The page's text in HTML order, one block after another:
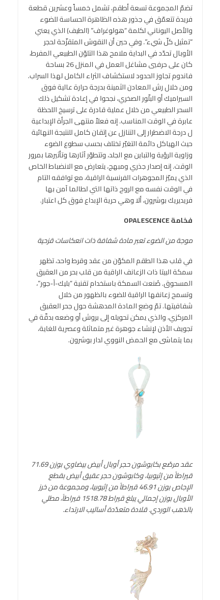
تضمّ المجموعة تسعة أطقم، تشمل خمساً وعشرين قطعة
فريدة تتعمّق في جذور هذه الظاهرة الحساسة للضوء
والأصل اليوناني لكلمة “هولوغراف” (الطيف) الذي يعني
“تمثيل كلّ شيء”. وفي حين أن النقوش المتقزّحة لحجر
الأوبال تحدّد في البداية ملامح هذا التلوّن الطبيعي المفرط،
كان على حرفيي مشاغل العمل في المنزل 26 بساحة
فاندوم تجاوز الحدود لاستكشاف الثراء الكامل لهذا السراب.
ومن خلال رش المعادن الثمينة بدرجة حرارة عالية فوق
السيراميك أو البلّور الصخري، نجحوا في إعادة تشكيل ذلك
السحر الطبيعي من خلال عملية قادرة على ترسيخ اللحظة
عابرة في الوقت المناسب. إنه فعلاً منتهى الجرأة الإبداعية
ل درجة الاضطرار إلى التنازل عن إتقان كامل للنتيجة النهائية
حيث الهياكل دائمة التغيّر تختلف بحسب سطوع الضوء
وزاوية الرؤية والتباين مع الجلد، وتتطوّر آثارها وتأثيرها بمرور
الوقت. إنه إصدار جذري ومبهج، يتعارض مع الانضباط الخاص
الذي يميّز المجوهرات الفرنسية الراقية، مع توافقه التام
في الوقت نفسه مع الروح ذاتها التي لطالما آمن بها
فريديريك بوشرون، ألا وهي حرية الإبداع فوق كل اعتبار.
فخامةOPALESCENCE
موجة من الضوء تعبر مادة شفافة ذات انعكاسات قزحية
في قلب هذا الطقم المكوّن من عقد وقرط واحد، تظهر
سمكة البيتا ذات الزعانف الراقية من قلب بحر من العقيق
المسحوق. صُنعت السمكة باستخدام تقنية “بليك-آ-جور”،
وتسمح زعانفها الراقية للضوء بالظهور من خلال
شفافيتها. تمّ وضع المادة المدهشة حول جحر العقيق
المركزي، والذي يمكن تحويله إلى بروش أو وضعه بدقّة في
تجويف الأذن لإنشاء جوهرة غير متماثلة وعصرية للغاية،
بما يتماشى مع الحمض النووي لدار بوشرون.
عقد مرصّع بكابوشون حجر أوبال أبيض بيضاوي بوزن 71.69
قيراطاً من إثيوبيا، وكابوشون حجر عقيق أبيض بقطع
الإجاص بوزن 46.91 قيراطاً من إثيوبيا، ومجموعة من خرز
الأوبال بوزن إجمالي يبلغ قيراط 1518.78 قيراطاً، مطلي
بالذهب الوردي. قلادة متعدّدة أساليب الارتداء.